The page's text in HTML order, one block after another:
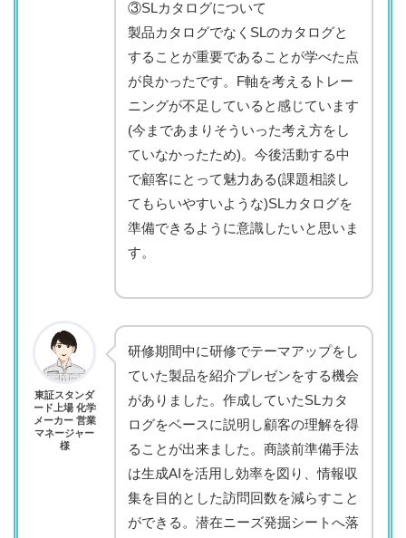
③SLカタログについて
製品カタログでなくSLのカタログと
することが重要であることが学べた点
が良かったです。F軸を考えるトレー
ニングが不足していると感じています
(今まであまりそういった考え方をし
ていなかったため)。今後活動する中
で顧客にとって魅力ある(課題相談し
てもらいやすいような)SLカタログを
準備できるように意識したいと思いま
す。
東証スタンダ
ード上場 化学
メーカー 営業
マネージャー
様
研修期間中に研修でテーマアップをし
ていた製品を紹介プレゼンをする機会
がありました。作成していたSLカタ
ログをベースに説明し顧客の理解を得
ることが出来ました。商談前準備手法
は生成AIを活用し効率を図り、情報収
集を目的とした訪問回数を減らすこと
ができる。潜在ニーズ発掘シートへ落